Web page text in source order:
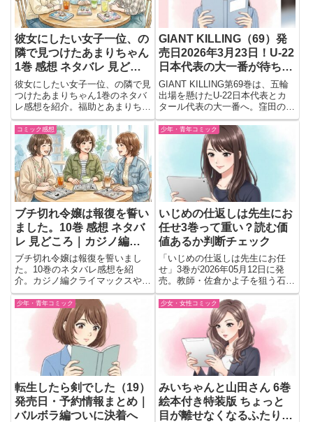
彼女にしたい女子一位、の
隣で見つけたあまりちゃん
1巻 感想 ネタバレ 見どこ
ろ｜少しずつ縮まる二人の
距離が心地いい
彼女にしたい女子一位、の隣で見
つけたあまりちゃん1巻のネタバ
レ感想を紹介。福助とあまりちゃ
んの自然な距離感や心温まる会
話、読後に残る魅力を会話形式で
まとめています。
GIANT KILLING（69）発
売日2026年3月23日！U-22
日本代表の大一番が待ちき
れない⚽
GIANT KILLING第69巻は、五輪
出場を懸けたU-22日本代表とカ
タール代表の大一番へ。窪田の想
いを背負い、負けられない戦いが
キックオフする注目の最新刊。
コミック感想
ブチ切れ令嬢は報復を誓い
ました。10巻 感想 ネタバ
レ 見どころ｜カジノ編ク
ライマックスでエリーの覚
悟が際立つ
ブチ切れ令嬢は報復を誓いまし
た。10巻のネタバレ感想を紹
介。カジノ編クライマックスやエ
リーの覚悟、仲間との連携など、
緊張感あふれる見どころを会話形
式で振り返ります。
少年・青年コミック
いじめの仕返しは先生にお
任せ3巻って重い？読む価
値あるか判断チェック
「いじめの仕返しは先生にお任
せ」3巻が2026年05月12日に発
売。教師・佐倉かよ子を狙う石田
美嘉の危うい展開が進行。不穏な
学園サスペンスとして読む価値あ
る？予約前に見どころを解説
少年・青年コミック
転生したら剣でした（19）
発売日・予約情報まとめ｜
バルボラ編ついに決着へ
少女・女性コミック
みいちゃんと山田さん 6巻
絵本付き特装版 ちょっと
目が離せなくなるふたりの